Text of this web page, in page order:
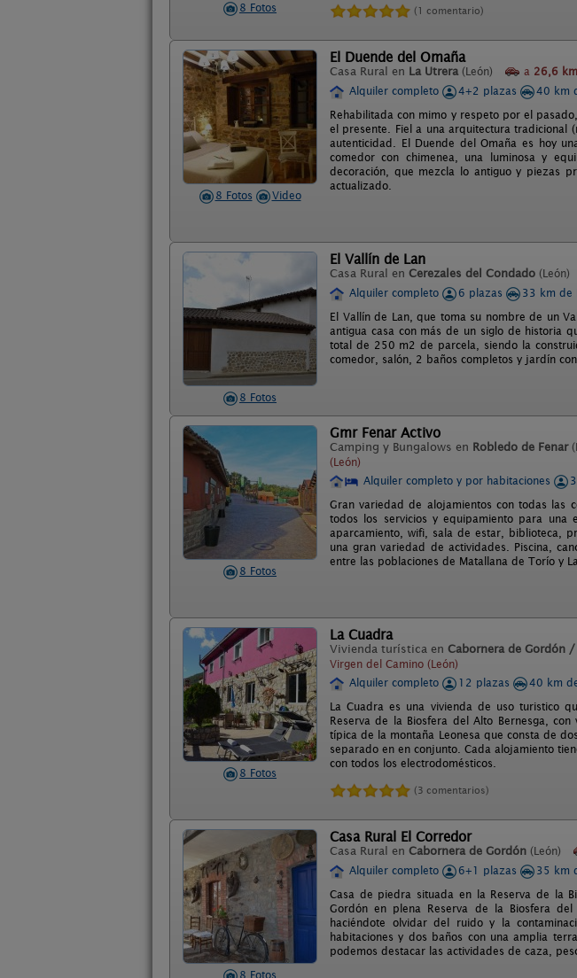
8 Fotos (1 comentario)
8 Fotos Video
El Duende del Omaña
Casa Rural en La Utrera (León) a 26,6 km
Alquiler completo
4+2 plazas
40 km
Rehabilitada con mimo y respeto por el
el presente. Fiel a una arquitectura tradicional
autenticidad. El Duende del Omaña es hoy
comedor con chimenea, una luminosa y
decoración, que mezcla lo antiguo y piezas
actualizado.
8 Fotos
El Vallín de Lan
Casa Rural en Cerezales del Condado (León)
Alquiler completo
6 plazas 33 km de
El Vallín de Lan, que toma su nombre de un
antigua casa con más de un siglo de historia
total de 250 m2 de parcela, siendo la
comedor, salón, 2 baños completos y jardín
8 Fotos
Gmr Fenar Activo
Camping y Bungalows en Robledo de Fenar
(León)
Alquiler completo y por habitaciones
Gran variedad de alojamientos con todas las
todos los servicios y equipamiento para una
aparcamiento, wifi, sala de estar, biblioteca,
una gran variedad de actividades. Piscina,
entre las poblaciones de Matallana de Torío y
8 Fotos
La Cuadra
Vivienda turística en Cabornera de Gordón
Virgen del Camino (León)
Alquiler completo 12 plazas 40 km
La Cuadra es una vivienda de uso turistico
Reserva de la Biosfera del Alto Bernesga,
típica de la montaña Leonesa que consta de
separado en en conjunto. Cada alojamiento
con todos los electrodomésticos.
(3 comentarios)
8 Fotos
Casa Rural El Corredor
Casa Rural en Cabornera de Gordón (León)
Alquiler completo
6+1 plazas
35 km
Casa de piedra situada en la Reserva de la
Gordón en plena Reserva de la Biosfera
haciéndote olvidar del ruido y la
habitaciones y dos baños con una amplia
podemos destacar las actividades de caza,